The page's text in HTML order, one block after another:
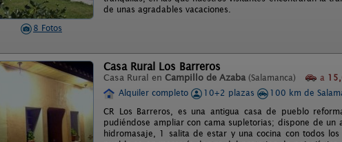
8 Fotos
de unas agradables vacaciones.
Casa Rural Los Barreros
Casa Rural en Campillo de Azaba (Salamanca) a
Alquiler completo
10+2 plazas
100 km de
CR Los Barreros, es una antigua casa de pueblo
pudiéndose ampliar con cama supletorias; dispone de
hidromasaje, 1 salita de estar y una cocina con todos